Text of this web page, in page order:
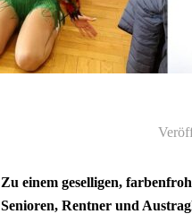
Zu einem geselligen,
Senioren, Rentner und